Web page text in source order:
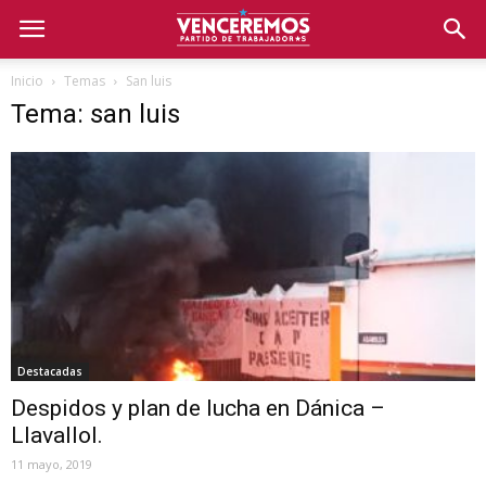
Inicio Temas San luis
Tema: san luis
Destacadas
Despidos y plan de lucha en Dánica –
Llavallol.
11 mayo, 2019